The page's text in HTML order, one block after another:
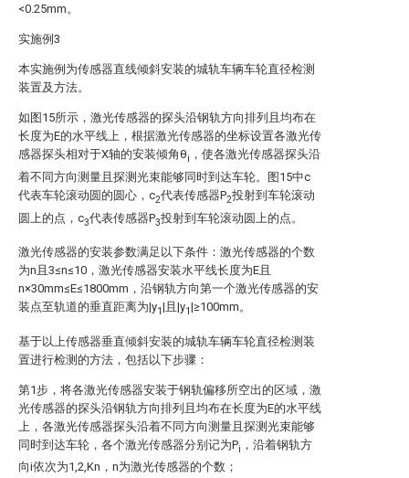
<0.25mm。
实施例3
本实施例为传感器直线倾斜安装的城轨车辆车轮直径检测
装置及方法。
如图15所示，激光传感器的探头沿钢轨方向排列且均布在
长度为E的水平线上，根据激光传感器的坐标设置各激光传
感器探头相对于X轴的安装倾角θi ，使各激光传感器探头沿
着不同方向测量且探测光束能够同时到达车轮。图15中c
代表车轮滚动圆的圆心，c2代表传感器P2投射到车轮滚动
圆上的点，c3代表传感器P3投射到车轮滚动圆上的点。
激光传感器的安装参数满足以下条件：激光传感器的个数
为n且3≤n≤10，激光传感器安装水平线长度为E且
n×30mm≤E≤1800mm，沿钢轨方向第一个激光传感器的安
装点至轨道的垂直距离为|y1|且|y1|≥100mm。
基于以上传感器垂直倾斜安装的城轨车辆车轮直径检测装
置进行检测的方法，包括以下步骤：
第1步，将各激光传感器安装于钢轨偏移所空出的区域，激
光传感器的探头沿钢轨方向排列且均布在长度为E的水平线
上，各激光传感器探头沿着不同方向测量且探测光束能够
同时到达车轮，各个激光传感器分别记为Pi ，沿着钢轨方
向i依次为1,2,Kn，n为激光传感器的个数；